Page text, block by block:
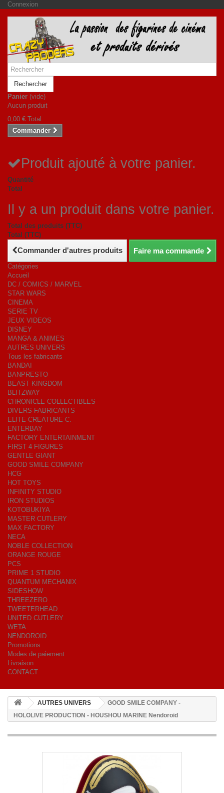
Connexion
Rechercher
Panier (vide)
Aucun produit
0,00 € Total
Commander
Produit ajouté à votre panier.
Quantité
Total
Il y a un produit dans votre panier.
Total des produits (TTC)
Total (TTC)
Commander d'autres produits Faire ma commande
Catégories
Accueil
DC / COMICS / MARVEL
STAR WARS
CINEMA
SERIE TV
JEUX VIDEOS
DISNEY
MANGA & ANIMES
AUTRES UNIVERS
Tous les fabricants
BANDAI
BANPRESTO
BEAST KINGDOM
BLITZWAY
CHRONICLE COLLECTIBLES
DIVERS FABRICANTS
ELITE CREATURE C.
ENTERBAY
FACTORY ENTERTAINMENT
FIRST 4 FIGURES
GENTLE GIANT
GOOD SMILE COMPANY
HCG
HOT TOYS
INFINITY STUDIO
IRON STUDIOS
KOTOBUKIYA
MASTER CUTLERY
MAX FACTORY
NECA
NOBLE COLLECTION
ORANGE ROUGE
PCS
PRIME 1 STUDIO
QUANTUM MECHANIX
SIDESHOW
THREEZERO
TWEETERHEAD
UNITED CUTLERY
WETA
NENDOROID
Promotions
Modes de paiement
Livraison
CONTACT
AUTRES UNIVERS
GOOD SMILE COMPANY -
HOLOLIVE PRODUCTION - HOUSHOU MARINE Nendoroid